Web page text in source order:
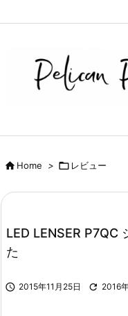
Home >  レビュー
LED LENSER P7QC
た
 2015年11月25日  2016